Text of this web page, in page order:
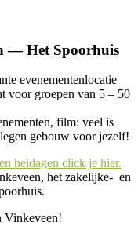
— Het Spoorhuis
evenementenlocatie
voor groepen van 5 – 50
film: veel is
gebouw voor jezelf!
heidagen click je hier.
het zakelijke- en
Vinkeveen!